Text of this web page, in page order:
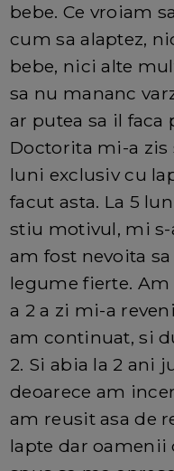
bebe. Ce vroiam
cum sa alaptez,
bebe, nici alte
sa nu mananc
ar putea sa il faca
Doctorita mi-a zis
luni exclusiv cu
facut asta. La 5
stiu motivul, mi
am fost nevoita
legume fierte.
a 2 a zi mi-a
am continuat, si
2. Si abia la 2 ani
deoarece am
am reusit asa de
lapte dar